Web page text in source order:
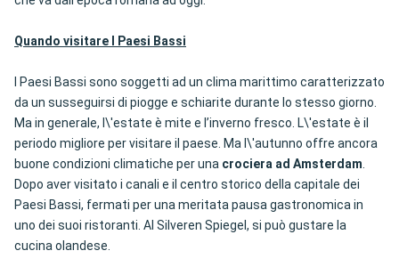
Quando visitare I Paesi Bassi
I Paesi Bassi sono soggetti ad un clima marittimo caratterizzato
da un susseguirsi di piogge e schiarite durante lo stesso giorno.
Ma in generale, l\'estate è mite e l’inverno fresco. L\'estate è il
periodo migliore per visitare il paese. Ma l\'autunno offre ancora
buone condizioni climatiche per una crociera ad Amsterdam.
Dopo aver visitato i canali e il centro storico della capitale dei
Paesi Bassi, fermati per una meritata pausa gastronomica in
uno dei suoi ristoranti. Al Silveren Spiegel, si può gustare la
cucina olandese.